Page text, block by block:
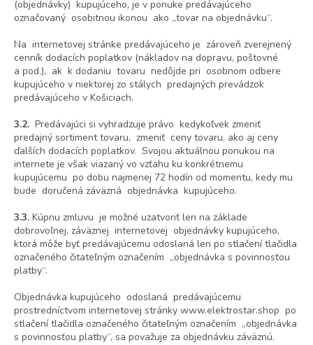
(objednávky) kupujúceho, je v ponuke predávajúceho
označovaný osobitnou ikonou ako „tovar na objednávku“.
Na internetovej stránke predávajúceho je zároveň zverejnený
cenník dodacích poplatkov (nákladov na dopravu, poštovné
a pod.), ak k dodaniu tovaru nedôjde pri osobnom odbere
kupujúceho v niektorej zo stálych predajných prevádzok
predávajúceho v Košiciach.
3.2. Predávajúci si vyhradzuje právo kedykoľvek zmeniť
predajný sortiment tovaru, zmeniť ceny tovaru, ako aj ceny
ďalších dodacích poplatkov. Svojou aktuálnou ponukou na
internete je však viazaný vo vzťahu ku konkrétnemu
kupujúcemu po dobu najmenej 72 hodín od momentu, kedy mu
bude doručená záväzná objednávka kupujúceho.
3.3. Kúpnu zmluvu je možné uzatvoriť len na základe
dobrovoľnej, záväznej internetovej objednávky kupujúceho,
ktorá môže byť predávajúcemu odoslaná len po stlačení tlačidla
označeného čitateľným označením „objednávka s povinnosťou
platby“.
Objednávka kupujúceho odoslaná predávajúcemu
prostredníctvom internetovej stránky www.elektrostar.shop po
stlačení tlačidla označeného čitateľným označením „objednávka
s povinnosťou platby“, sa považuje za objednávku záväznú.